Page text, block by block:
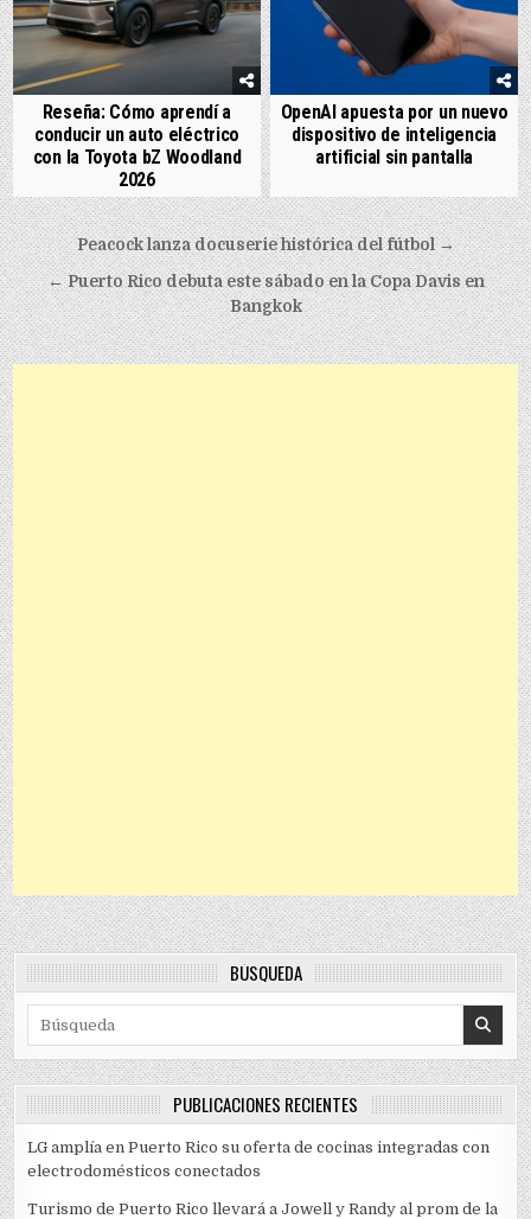
Reseña: Cómo aprendí a
conducir un auto eléctrico
con la Toyota bZ Woodland
2026
OpenAI apuesta por un nuevo
dispositivo de inteligencia
artificial sin pantalla
Post navigation
Peacock lanza docuserie histórica del fútbol →
← Puerto Rico debuta este sábado en la Copa Davis en
Bangkok
BÚSQUEDA
PUBLICACIONES RECIENTES
LG amplía en Puerto Rico su oferta de cocinas integradas con
electrodomésticos conectados
Turismo de Puerto Rico llevará a Jowell y Randy al prom de la